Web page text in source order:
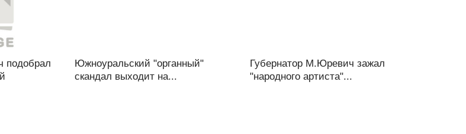
подобрал
Южноуральский "органный"
скандал выходит на...
Губернатор М.Юревич зажал
"народного артиста"...